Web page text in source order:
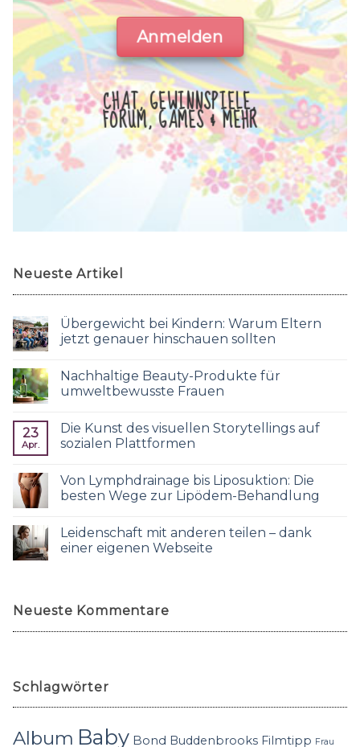
Anmelden
CHAT, GEWINNSPIELE,
FORUM, GAMES & MEHR
Neueste Artikel
Übergewicht bei Kindern: Warum Eltern
jetzt genauer hinschauen sollten
Nachhaltige Beauty-Produkte für
umweltbewusste Frauen
23
Apr.
Die Kunst des visuellen Storytellings auf
sozialen Plattformen
Von Lymphdrainage bis Liposuktion: Die
besten Wege zur Lipödem-Behandlung
Leidenschaft mit anderen teilen – dank
einer eigenen Webseite
Neueste Kommentare
Schlagwörter
Album Baby Bond Buddenbrooks Filmtipp Frau